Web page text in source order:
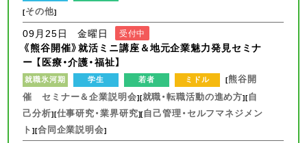
[その他]
09月25日 金曜日 受付中
《熊谷開催》就活ミニ講座＆地元企業魅力発見セミナ
ー 【医療・介護・福祉】
就職氷河期 学生 若者 ミドル [熊谷開
催 セミナー＆企業説明会][就職・転職活動の進め方][自
己分析][仕事研究・業界研究][自己管理・セルフマネジメン
ト][合同企業説明会]